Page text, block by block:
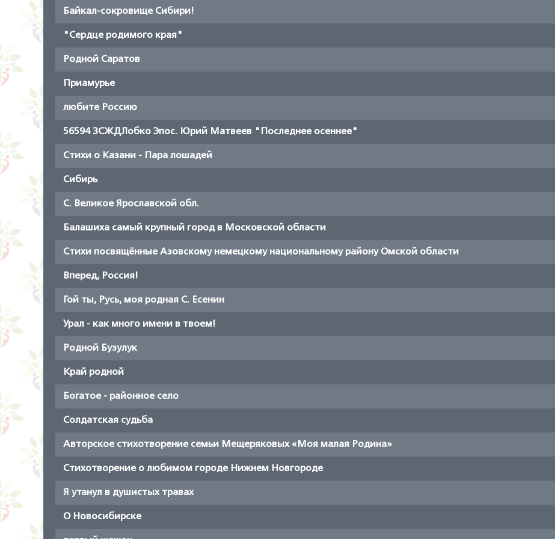
Байкал-сокровище Сибири!
"Сердце родимого края"
Родной Саратов
Приамурье
любите Россию
56594 ЗСЖДЛобко Эпос. Юрий Матвеев "Последнее осеннее"
Стихи о Казани - Пара лошадей
Сибирь
С. Великое Ярославской обл.
Балашиха самый крупный город в Московской области
Стихи посвящённые Азовскому немецкому национальному району Омской области
Вперед, Россия!
Гой ты, Русь, моя родная С. Есенин
Урал - как много имени в твоем!
Родной Бузулук
Край родной
Богатое - районное село
Солдатская судьба
Авторское стихотворение семьи Мещеряковых «Моя малая Родина»
Стихотворение о любимом городе Нижнем Новгороде
Я утанул в душистых травах
О Новосибирске